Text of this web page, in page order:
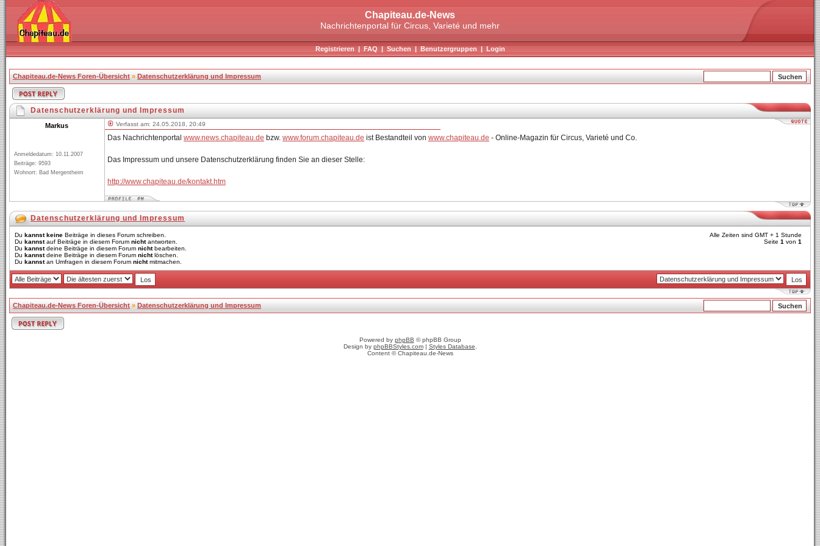
Chapiteau.de-News
Nachrichtenportal für Circus, Varieté und mehr
Registrieren|FAQ|Suchen|Benutzergruppen|Login
Chapiteau.de-News Foren-Übersicht » Datenschutzerklärung und Impressum
Datenschutzerklärung und Impressum
Markus
Anmeldedatum: 10.11.2007
Beiträge: 9593
Wohnort: Bad Mergentheim
Verfasst am: 24.05.2018, 20:49
Das Nachrichtenportal www.news.chapiteau.de bzw. www.forum.chapiteau.de ist Bestandteil von www.chapiteau.de - Online-Magazin für Circus, Varieté und Co.
Das Impressum und unsere Datenschutzerklärung finden Sie an dieser Stelle:
http://www.chapiteau.de/kontakt.htm
Datenschutzerklärung und Impressum
Du kannst keine Beiträge in dieses Forum schreiben.
Du kannstauf Beiträge in diesem Forum nichtantworten.
Du kannstdeine Beiträge in diesem Forum nichtbearbeiten.
Du kannstdeine Beiträge in diesem Forum nichtlöschen.
Du kannstan Umfragen in diesem Forum nichtmitmachen.
Alle Zeiten sind GMT + 1 Stunde
Seite 1 von 1
Chapiteau.de-News Foren-Übersicht » Datenschutzerklärung und Impressum
Powered by phpBB © phpBB Group
Design by phpBBStyles.com| Styles Database
Content © Chapiteau.de-News